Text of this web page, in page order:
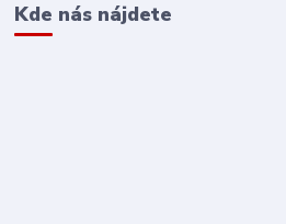
Kde nás nájdete